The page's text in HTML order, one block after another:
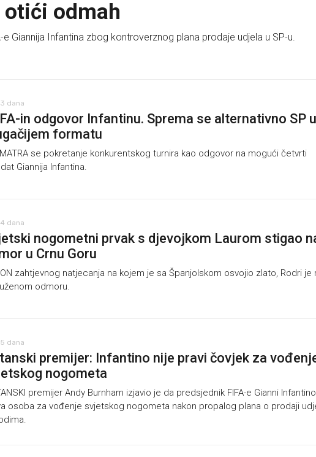
otići odmah
Giannija Infantina zbog kontroverznog plana prodaje udjela u SP-u.
dana
in odgovor Infantinu. Sprema se alternativno SP u
formatu
se pokretanje konkurentskog turnira kao odgovor na mogući četvrti
Giannija Infantina.
dana
nogometni prvak s djevojkom Laurom stigao
u Crnu Goru
zahtjevnog natjecanja na kojem je sa Španjolskom osvojio zlato, Rodri je
odmoru.
dana
premijer: Infantino nije pravi čovjek za
nogometa
premijer Andy Burnham izjavio je da predsjednik FIFA-e Gianni
osoba za vođenje svjetskog nogometa nakon propalog plana o prodaji